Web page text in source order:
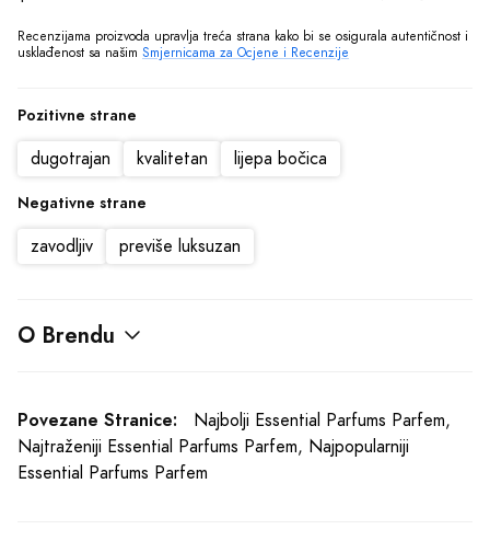
ovom sajtu budu prikazani sa ispravnim nazivima specifikacija,
fotografijama i cijenama. Ipak, ne možemo garantovati da su sve
navedene informacije i fotografije artikala na ovom sajtu u potpunosti
Recenzijama proizvoda upravlja treća strana kako bi se osigurala autentičnost i
usklađenost sa našim Smjernicama za Ocjene i Recenzije
Pozitivne strane
dugotrajan kvalitetan lijepa bočica
Negativne strane
zavodljiv previše luksuzan
O Brendu
Povezane Stranice: Najbolji Essential Parfums Parfem,
Najtraženiji Essential Parfums Parfem, Najpopularniji
Essential Parfums Parfem